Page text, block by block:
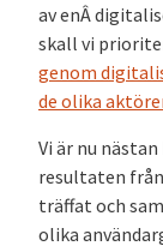
av enÂ
skall vi
genom
de olika
Vi är nu
resultaten
träffat och
olika